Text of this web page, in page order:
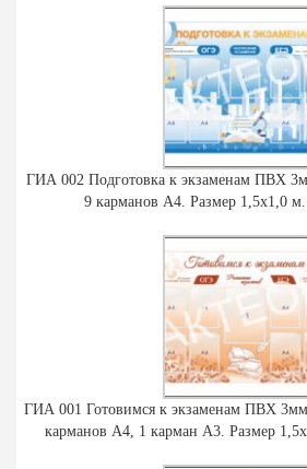
ГИА 002 Подготовка к экзаменам ПВХ
9 карманов А4. Размер 1,5х1,0
ГИА 001 Готовимся к экзаменам ПВХ
карманов А4, 1 карман А3. Размер